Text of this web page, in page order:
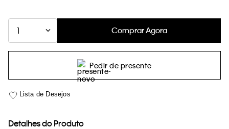
1 Comprar Agora
Pedir de presente
Detalhes do Produto